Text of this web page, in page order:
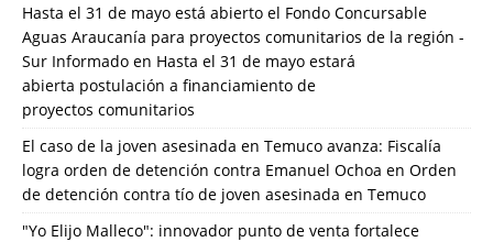
Hasta el 31 de mayo está abierto el Fondo Concursable
Aguas Araucanía para proyectos comunitarios de la región -
Sur Informado en Hasta el 31 de mayo estará
abierta postulación a financiamiento de
proyectos comunitarios
El caso de la joven asesinada en Temuco avanza: Fiscalía
logra orden de detención contra Emanuel Ochoa en Orden
de detención contra tío de joven asesinada en Temuco
"Yo Elijo Malleco": innovador punto de venta fortalece